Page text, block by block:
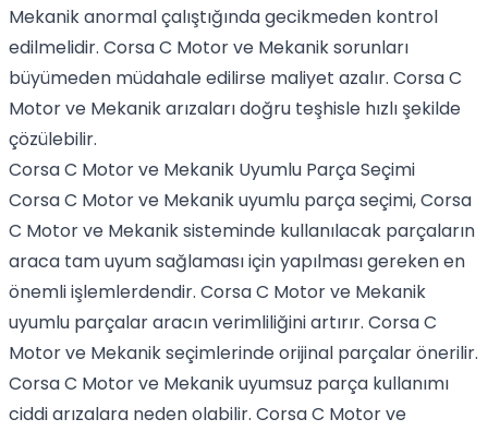
Mekanik anormal çalıştığında gecikmeden kontrol
edilmelidir. Corsa C Motor ve Mekanik sorunları
büyümeden müdahale edilirse maliyet azalır. Corsa C
Motor ve Mekanik arızaları doğru teşhisle hızlı şekilde
çözülebilir.
Corsa C Motor ve Mekanik Uyumlu Parça Seçimi
Corsa C Motor ve Mekanik uyumlu parça seçimi, Corsa
C Motor ve Mekanik sisteminde kullanılacak parçaların
araca tam uyum sağlaması için yapılması gereken en
önemli işlemlerdendir. Corsa C Motor ve Mekanik
uyumlu parçalar aracın verimliliğini artırır. Corsa C
Motor ve Mekanik seçimlerinde orijinal parçalar önerilir.
Corsa C Motor ve Mekanik uyumsuz parça kullanımı
ciddi arızalara neden olabilir. Corsa C Motor ve